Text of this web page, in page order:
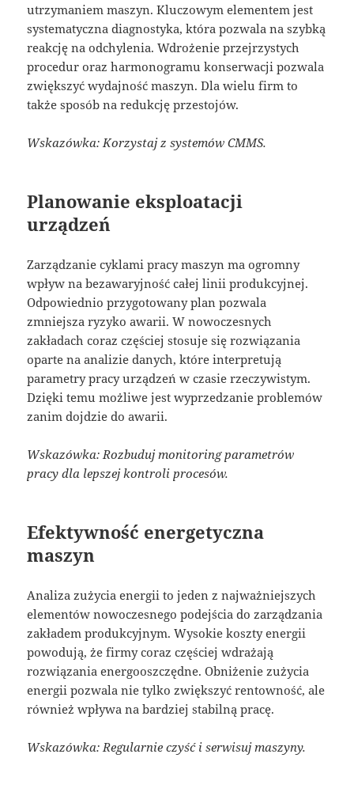
utrzymaniem maszyn. Kluczowym elementem jest
systematyczna diagnostyka, która pozwala na szybką
reakcję na odchylenia. Wdrożenie przejrzystych
procedur oraz harmonogramu konserwacji pozwala
zwiększyć wydajność maszyn. Dla wielu firm to
także sposób na redukcję przestojów.
Wskazówka: Korzystaj z systemów CMMS.
Planowanie eksploatacji
urządzeń
Zarządzanie cyklami pracy maszyn ma ogromny
wpływ na bezawaryjność całej linii produkcyjnej.
Odpowiednio przygotowany plan pozwala
zmniejsza ryzyko awarii. W nowoczesnych
zakładach coraz częściej stosuje się rozwiązania
oparte na analizie danych, które interpretują
parametry pracy urządzeń w czasie rzeczywistym.
Dzięki temu możliwe jest wyprzedzanie problemów
zanim dojdzie do awarii.
Wskazówka: Rozbuduj monitoring parametrów
pracy dla lepszej kontroli procesów.
Efektywność energetyczna
maszyn
Analiza zużycia energii to jeden z najważniejszych
elementów nowoczesnego podejścia do zarządzania
zakładem produkcyjnym. Wysokie koszty energii
powodują, że firmy coraz częściej wdrażają
rozwiązania energooszczędne. Obniżenie zużycia
energii pozwala nie tylko zwiększyć rentowność, ale
również wpływa na bardziej stabilną pracę.
Wskazówka: Regularnie czyść i serwisuj maszyny.